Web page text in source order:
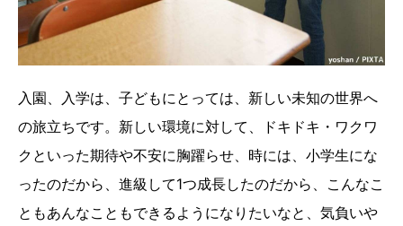
入園、入学は、子どもにとっては、新しい未知の世界へ
の旅立ちです。新しい環境に対して、ドキドキ・ワクワ
クといった期待や不安に胸躍らせ、時には、小学生にな
ったのだから、進級して1つ成長したのだから、こんなこ
ともあんなこともできるようになりたいなと、気負いや